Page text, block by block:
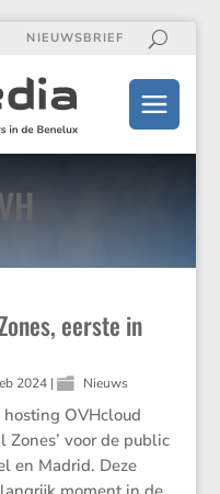
NIEUWSBRIEF
eerste in
2024 | Nieuws
hosting OVHcloud
Zones’ voor de public
en Madrid. Deze